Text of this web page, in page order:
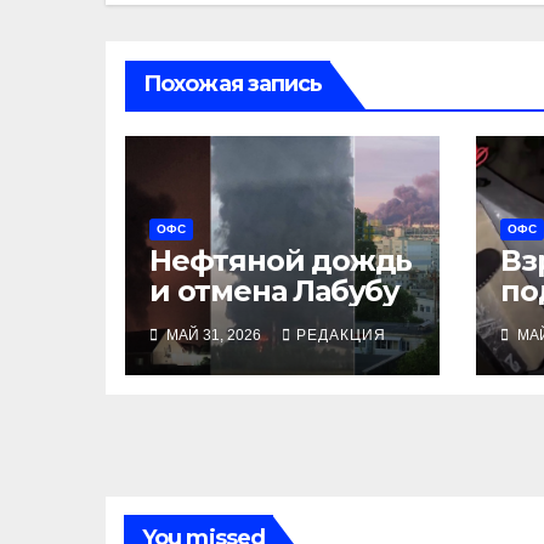
Похожая запись
ОФС
Нефтяной дождь
и отмена Лабубу
МАЙ 31, 2026 РЕДАКЦИЯ
ОФС
You missed